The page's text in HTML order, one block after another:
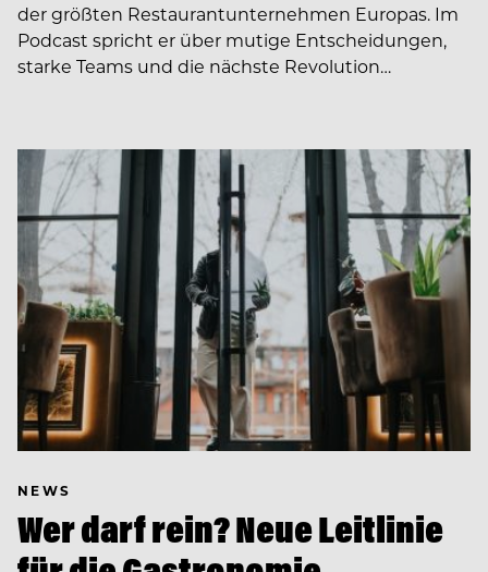
der größten Restaurantunternehmen Europas. Im
Podcast spricht er über mutige Entscheidungen,
starke Teams und die nächste Revolution…
NEWS
Wer darf rein? Neue Leitlinie